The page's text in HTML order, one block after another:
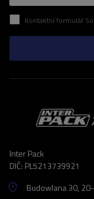
Kontaktní formulář Souhlasím se zpracováním
Inter Pack
DIČ: PL5213739921
Budowlana 30,